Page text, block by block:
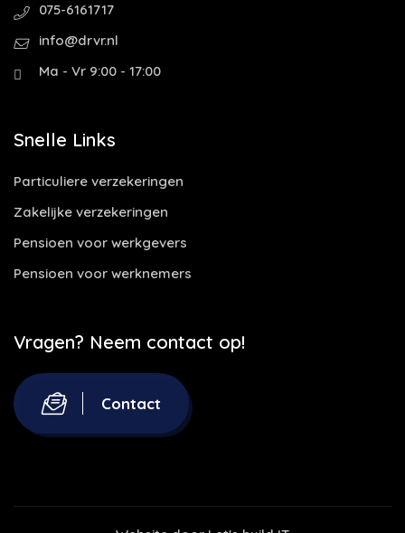
075-6161717
info@drvr.nl
Ma - Vr 9:00 - 17:00
Snelle Links
Particuliere verzekeringen
Zakelijke verzekeringen
Pensioen voor werkgevers
Pensioen voor werknemers
Vragen? Neem contact op!
Contact